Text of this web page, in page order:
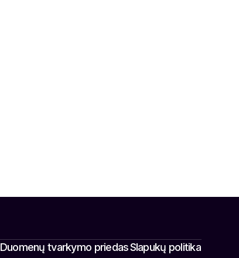
Duomenų tvarkymo priedasSlapukų politika